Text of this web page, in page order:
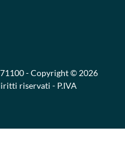
- Copyright © 2026
riservati - P.IVA